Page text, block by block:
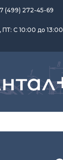
(499) 272-45-69
С 10:00 до 13:00